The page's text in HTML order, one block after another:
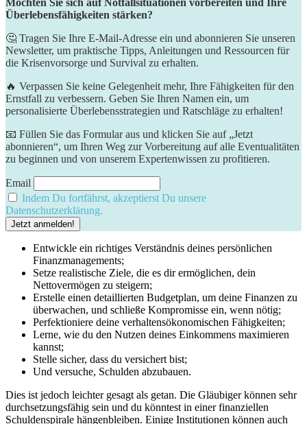
Möchten Sie sich auf Notfallsituationen vorbereiten und Ihre
Überlebensfähigkeiten stärken?
🤔 Tragen Sie Ihre E-Mail-Adresse ein und abonnieren Sie unseren
Newsletter, um praktische Tipps, Anleitungen und Ressourcen für
die Krisenvorsorge und Survival zu erhalten.
🔥 Verpassen Sie keine Gelegenheit mehr, Ihre Fähigkeiten für den
Ernstfall zu verbessern. Geben Sie Ihren Namen ein, um
personalisierte Überlebensstrategien und Ratschläge zu erhalten!
📧 Füllen Sie das Formular aus und klicken Sie auf „Jetzt
abonnieren“, um Ihren Weg zur Vorbereitung auf alle Eventualitäten
zu beginnen und von unserem Expertenwissen zu profitieren.
Email
Indem Du fortfährst, akzeptierst Du unsere
Datenschutzerklärung.
Entwickle ein richtiges Verständnis deines persönlichen
Finanzmanagements;
Setze realistische Ziele, die es dir ermöglichen, dein
Nettovermögen zu steigern;
Erstelle einen detaillierten Budgetplan, um deine Finanzen zu
überwachen, und schließe Kompromisse ein, wenn nötig;
Perfektioniere deine verhaltensökonomischen Fähigkeiten;
Lerne, wie du den Nutzen deines Einkommens maximieren
kannst;
Stelle sicher, dass du versichert bist;
Und versuche, Schulden abzubauen.
Dies ist jedoch leichter gesagt als getan. Die Gläubiger können sehr
durchsetzungsfähig sein und du könntest in einer finanziellen
Schuldenspirale hängenbleiben. Einige Institutionen können auch